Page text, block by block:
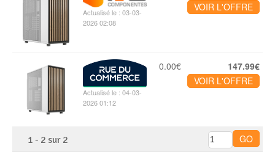
Actualisé le : 03-03-
2026 02:08
VOIR L'OFFRE
Actualisé le : 04-03-
2026 01:12
0.00€
147.99€
VOIR L'OFFRE
1 - 2 sur 2